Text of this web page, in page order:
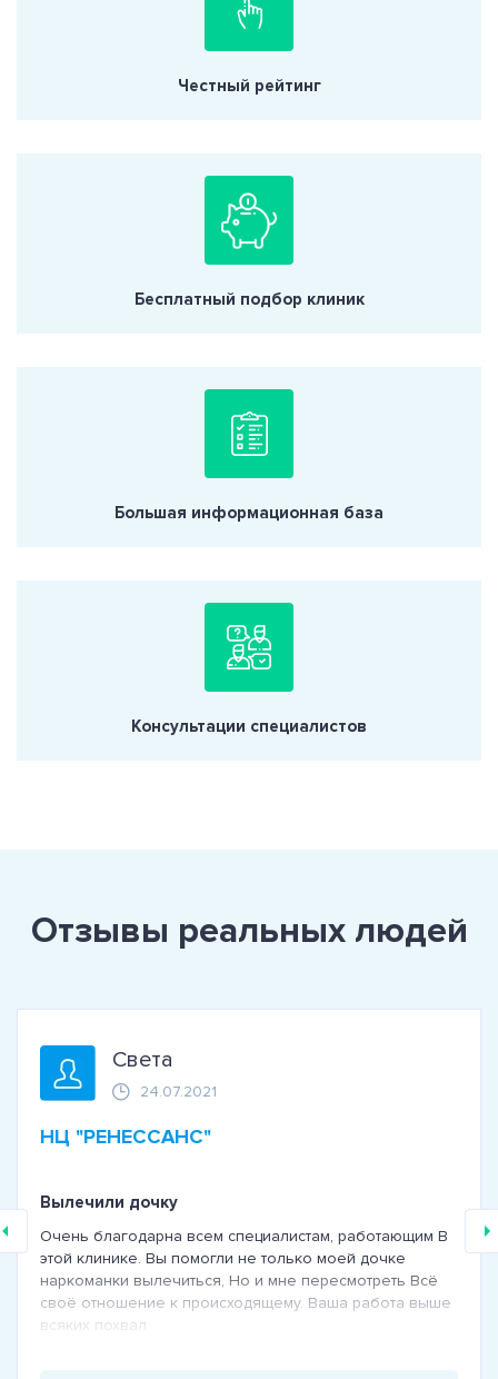
Честный рейтинг
Бесплатный подбор клиник
Большая информационная база
Консультации специалистов
Отзывы реальных людей
Света
24.07.2021
НЦ "РЕНЕССАНС"
Вылечили дочку
Очень благодарна всем специалистам, работающим В
этой клинике. Вы помогли не только моей дочке
наркоманки вылечиться, Но и мне пересмотреть Всё
своё отношение к происходящему. Ваша работа выше
всяких похвал